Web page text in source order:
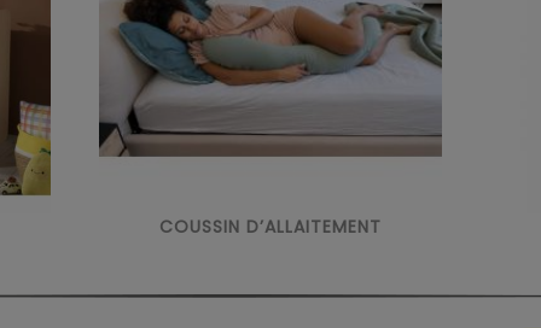
COUSSIN D’ALLAITEMENT